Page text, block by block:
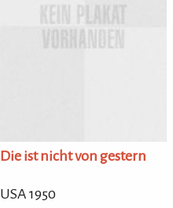
Die ist nicht von gestern
USA 1950